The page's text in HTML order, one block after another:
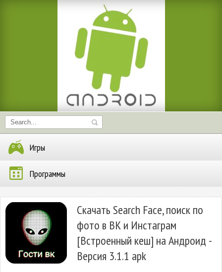
Игры
Программы
Скачать Search Face, поиск по
фото в ВК и Инстаграм
[Встроенный кеш] на Андроид -
Версия 3.1.1 apk